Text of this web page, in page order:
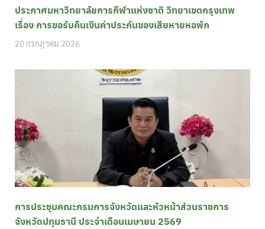
ประกาศมหาวิทยาลัยการกีฬาแห่งชาติ วิทยาเขตกรุงเทพ
เรื่อง การขอรับคืนเงินค่าประกันของเสียหายหอพัก
20 กรกฎาคม 2026
การประชุมคณะกรมการจังหวัดและหัวหน้าส่วนราชการ
จังหวัดปทุมธานี ประจำเดือนเมษายน 2569